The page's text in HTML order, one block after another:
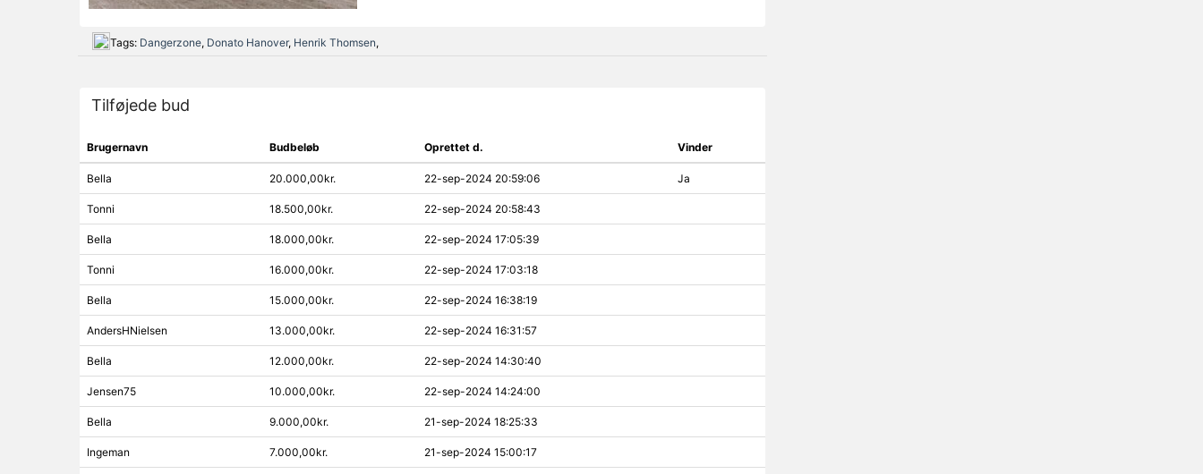
Tags: Dangerzone, Donato Hanover, Henrik Thomsen,
Tilføjede bud
Brugernavn Budbeløb Oprettet d. Vinder
Bella 20.000,00kr. 22-sep-2024 20:59:06 Ja
Tonni 18.500,00kr. 22-sep-2024 20:58:43
Bella 18.000,00kr. 22-sep-2024 17:05:39
Tonni 16.000,00kr. 22-sep-2024 17:03:18
Bella 15.000,00kr. 22-sep-2024 16:38:19
AndersHNielsen 13.000,00kr. 22-sep-2024 16:31:57
Bella 12.000,00kr. 22-sep-2024 14:30:40
Jensen75 10.000,00kr. 22-sep-2024 14:24:00
Bella 9.000,00kr. 21-sep-2024 18:25:33
Ingeman 7.000,00kr. 21-sep-2024 15:00:17